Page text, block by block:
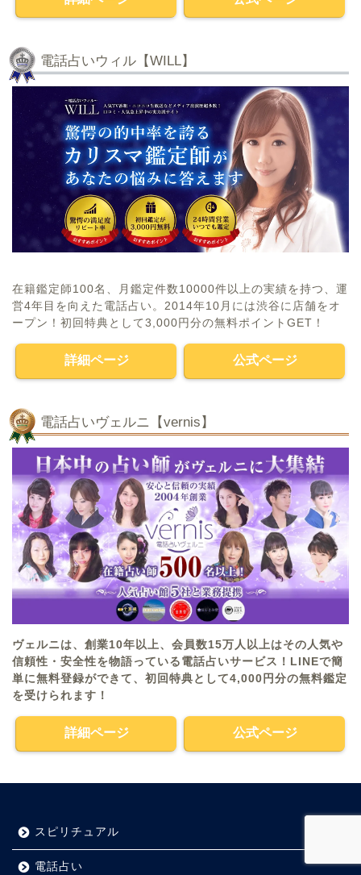
電話占いウィル【WILL】
在籍鑑定師100名、月鑑定件数10000件以上の実績を持つ、運
営4年目を向えた電話占い。2014年10月には渋谷に店舗をオ
ープン！初回特典として3,000円分の無料ポイントGET！
詳細ページ 公式ページ
電話占いヴェルニ【vernis】
ヴェルニは、創業10年以上、会員数15万人以上はその人気や
信頼性・安全性を物語っている電話占いサービス！LINEで簡
単に無料登録ができて、初回特典として4,000円分の無料鑑定
を受けられます！
詳細ページ 公式ページ
スピリチュアル
電話占い